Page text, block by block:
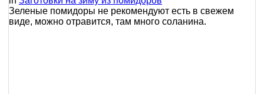
Зеленые помидоры не рекомендуют есть в свежем
виде, можно отравится, там много соланина.